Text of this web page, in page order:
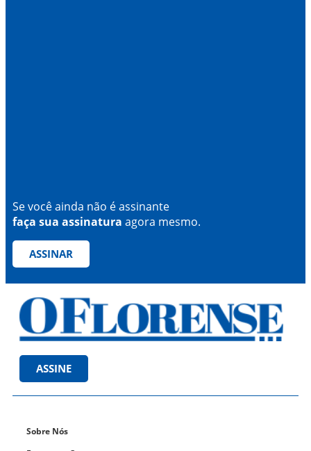
Se você ainda não é assinante
faça sua assinatura agora mesmo.
ASSINAR
ASSINE
Sobre Nós